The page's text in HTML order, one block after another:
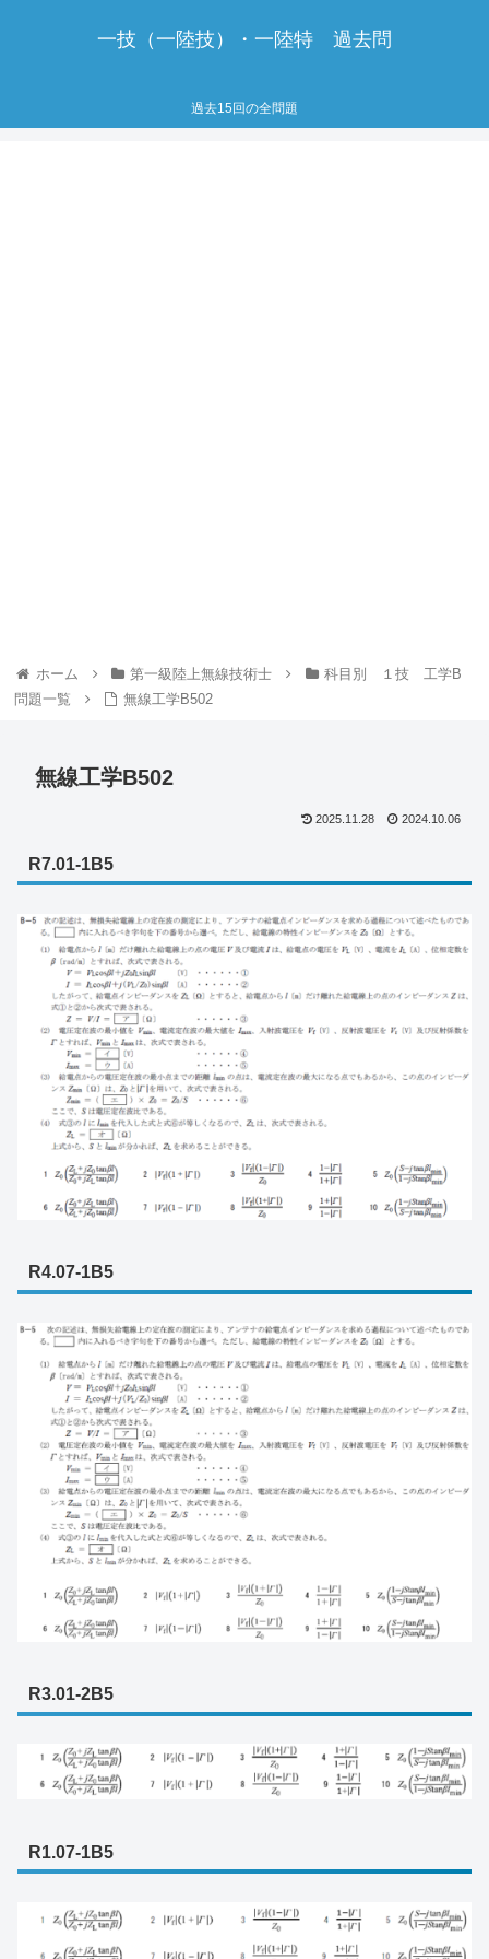
一技（一陸技）・一陸特 過去問
過去15回の全問題
ホーム 第一級陸上無線技術士
科目別 １技 工学B
問題一覧
無線工学B502
無線工学B502
2025.11.28 2024.10.06
R7.01-1B5
R4.07-1B5
R3.01-2B5
R1.07-1B5